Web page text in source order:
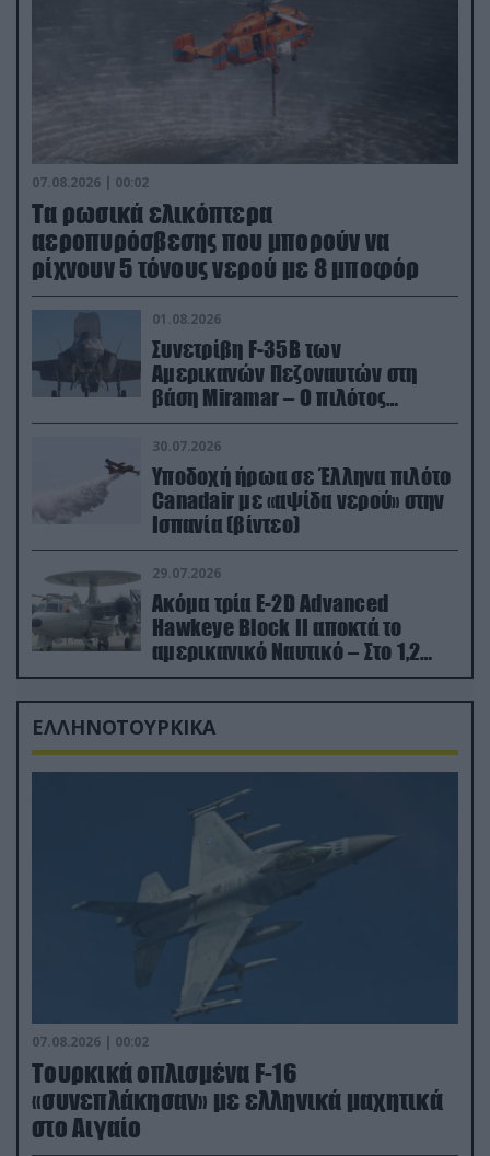
07.08.2026 | 00:02
Τα ρωσικά ελικόπτερα
αεροπυρόσβεσης που μπορούν να
ρίχνουν 5 τόνους νερού με 8 μποφόρ
01.08.2026
Συνετρίβη F-35B των
Αμερικανών Πεζοναυτών στη
βάση Miramar – Ο πιλότος
εκτινάχθηκε εγκαίρως
30.07.2026
Υποδοχή ήρωα σε Έλληνα πιλότο
Canadair με «αψίδα νερού» στην
Ισπανία (βίντεο)
29.07.2026
Ακόμα τρία E-2D Advanced
Hawkeye Block II αποκτά το
αμερικανικό Ναυτικό – Στο 1,2
δισ.δολάρια το κόστος
ΕΛΛΗΝΟΤΟΥΡΚΙΚΑ
07.08.2026 | 00:02
Τουρκικά οπλισμένα F-16
«συνεπλάκησαν» με ελληνικά μαχητικά
στο Αιγαίο